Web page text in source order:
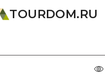
TOURDOM.RU